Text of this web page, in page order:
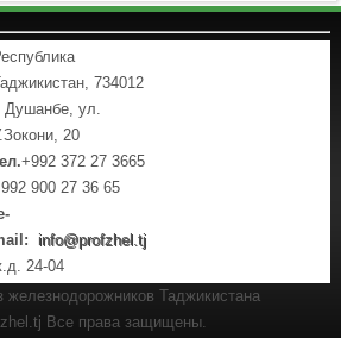
734012
Душанбе, ул.
20
+992 372 27 3665
900 27 36 65
info@profzhel.tj
24-04
Таджикистана
Все права защищены.